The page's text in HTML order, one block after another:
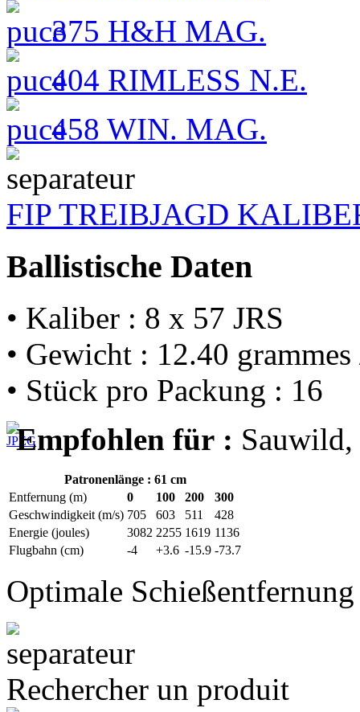
375 H&H MAG.
404 RIMLESS N.E.
458 WIN. MAG.
FIP TREIBJAGD
Ballistische Daten
• Kaliber : 8 x 57 JRS
• Gewicht : 12.40
• Stück pro Packung : 16
Empfohlen für :
Patronenlänge : 61 cm
Entfernung (m)
0 100 200
300
Geschwindigkeit (m/s) 705 603 511
428
Energie (joules)
3082 2255 1619 1136
Flugbahn (cm)
-4 +3.6 -15.9 -73.7
Optimale
Rechercher un produit